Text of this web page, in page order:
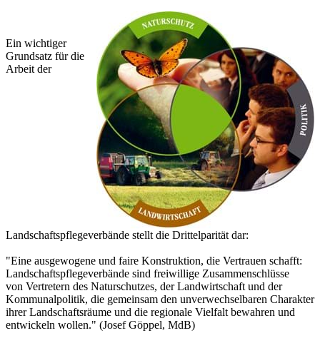
Ein wichtiger
Grundsatz für die
Arbeit der
Landschaftspflegeverbände stellt die Drittelparität dar:
"Eine ausgewogene und faire Konstruktion, die Vertrauen schafft:
Landschaftspflegeverbände sind freiwillige Zusammenschlüsse
von Vertretern des Naturschutzes, der Landwirtschaft und der
Kommunalpolitik, die gemeinsam den unverwechselbaren Charakter
ihrer Landschaftsräume und die regionale Vielfalt bewahren und
entwickeln wollen." (Josef Göppel, MdB)